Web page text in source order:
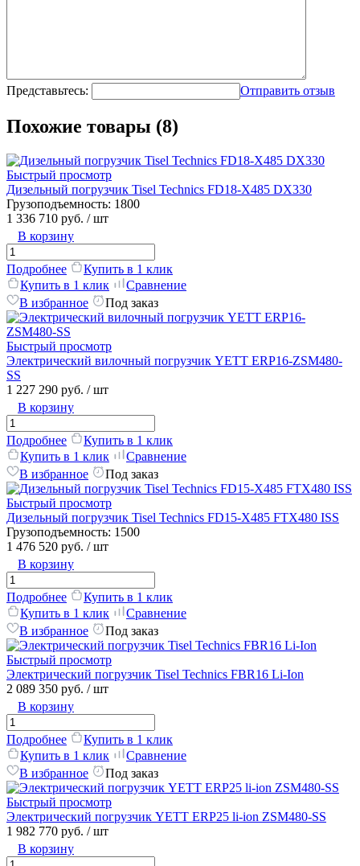
Представьтесь: Отправить отзыв
Похожие товары (8)
Быстрый просмотр
Дизельный погрузчик Tisel Technics FD18-X485 DX330
Грузоподъемность: 1800
1 336 710 руб. / шт
В корзину
Подробнее
Купить в 1 клик
Купить в 1 клик
Сравнение
В избранное
Под заказ
Быстрый просмотр
Электрический вилочный погрузчик YETT ERP16-ZSM480-
SS
1 227 290 руб. / шт
В корзину
Подробнее
Купить в 1 клик
Купить в 1 клик
Сравнение
В избранное
Под заказ
Быстрый просмотр
Дизельный погрузчик Tisel Technics FD15-X485 FTX480 ISS
Грузоподъемность: 1500
1 476 520 руб. / шт
В корзину
Подробнее
Купить в 1 клик
Купить в 1 клик
Сравнение
В избранное
Под заказ
Быстрый просмотр
Электрический погрузчик Tisel Technics FBR16 Li-Ion
2 089 350 руб. / шт
В корзину
Подробнее
Купить в 1 клик
Купить в 1 клик
Сравнение
В избранное
Под заказ
Быстрый просмотр
Электрический погрузчик YETT ERP25 li-ion ZSM480-SS
1 982 770 руб. / шт
В корзину